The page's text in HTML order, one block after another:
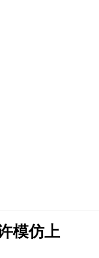
模仿上